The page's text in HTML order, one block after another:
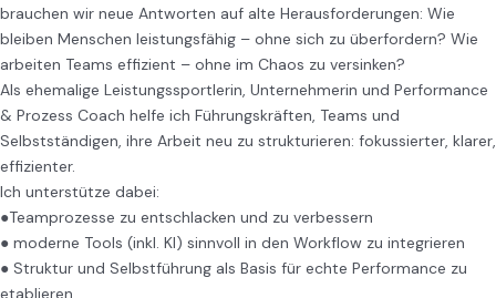
brauchen wir neue Antworten auf alte Herausforderungen: Wie
bleiben Menschen leistungsfähig – ohne sich zu überfordern? Wie
arbeiten Teams effizient – ohne im Chaos zu versinken?
Als ehemalige Leistungssportlerin, Unternehmerin und Performance
& Prozess Coach helfe ich Führungskräften, Teams und
Selbstständigen, ihre Arbeit neu zu strukturieren: fokussierter, klarer,
effizienter.
Ich unterstütze dabei:
●Teamprozesse zu entschlacken und zu verbessern
● moderne Tools (inkl. KI) sinnvoll in den Workflow zu integrieren
● Struktur und Selbstführung als Basis für echte Performance zu
etablieren